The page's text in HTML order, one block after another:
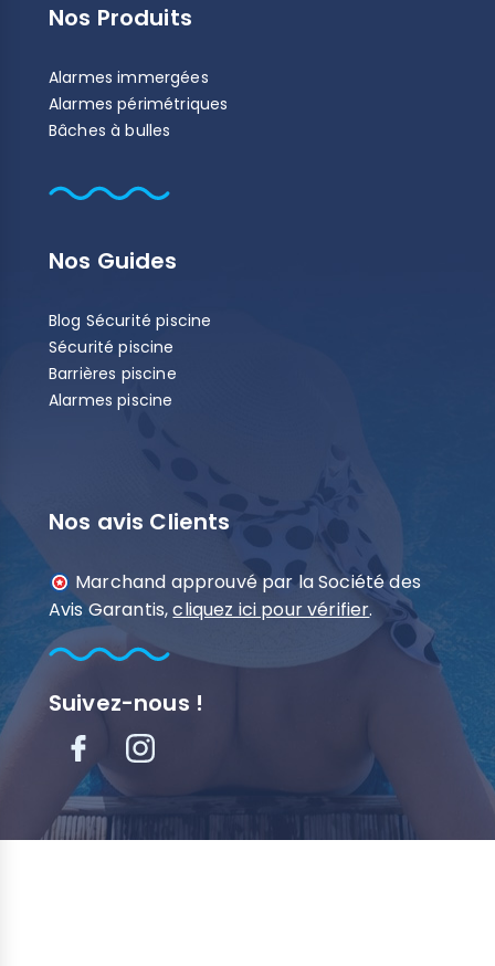
Nos Produits
Alarmes immergées
Alarmes périmétriques
Bâches à bulles
Nos Guides
Blog Sécurité piscine
Sécurité piscine
Barrières piscine
Alarmes piscine
Nos avis Clients
Marchand approuvé par la Société des
Avis Garantis,cliquez ici pour vérifier.
Suivez-nous !